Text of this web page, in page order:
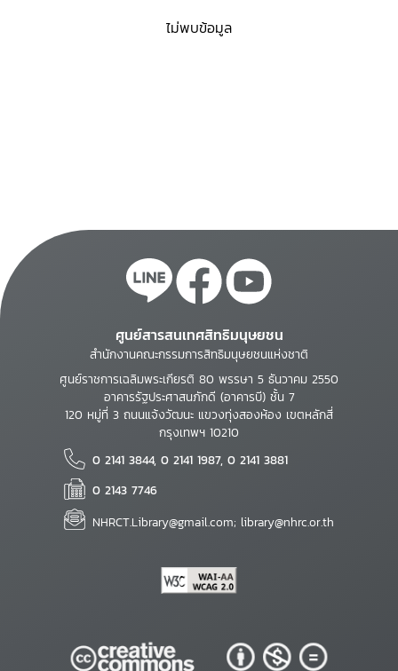
ไม่พบข้อมูล
ศูนย์สารสนเทศสิทธิมนุษยชน
สำนักงานคณะกรรมการสิทธิมนุษยชนแห่งชาติ
ศูนย์ราชการเฉลิมพระเกียรติ 80 พรรษา 5 ธันวาคม 2550
อาคารรัฐประศาสนภักดี (อาคารบี) ชั้น 7
120 หมู่ที่ 3 ถนนแจ้งวัฒนะ แขวงทุ่งสองห้อง เขตหลักสี่
กรุงเทพฯ 10210
0 2141 3844, 0 2141 1987, 0 2141 3881
0 2143 7746
NHRCT.Library@gmail.com; library@nhrc.or.th